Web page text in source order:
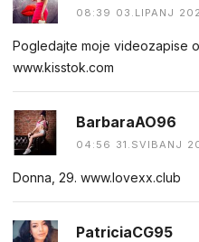
08:39 03.LIPANJ
Рogledаjtе mojе videоzapisе о
w​​w​​w​​.​k​i​s​s​t​​o​​k​​.​​c​​o​​m
BarbaraAO96
04:56 31.SVIBANJ
Donna, 29. w​​w︅︆​w​.​l​​o︅︆ve​​x​​x​​.​c​︅︆l​​u​b
PatriciaCG95